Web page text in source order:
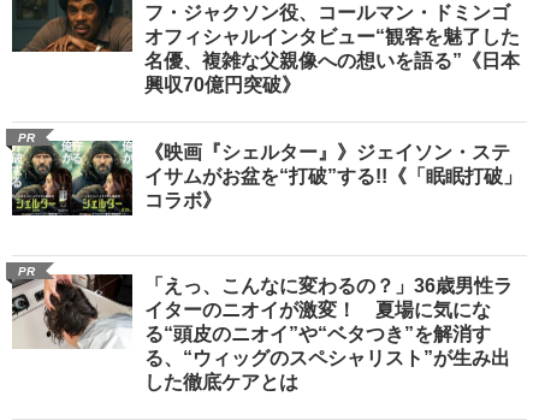
フ・ジャクソン役、コールマン・ドミンゴ
オフィシャルインタビュー“観客を魅了した
名優、複雑な父親像への想いを語る”《日本
興収70億円突破》
PR
《映画『シェルター』》ジェイソン・ステ
イサムがお盆を“打破”する!!《「眠眠打破」
コラボ》
PR
「えっ、こんなに変わるの？」36歳男性ラ
イターのニオイが激変！ 夏場に気にな
る“頭皮のニオイ”や“ベタつき”を解消す
る、“ウィッグのスペシャリスト”が生み出
した徹底ケアとは